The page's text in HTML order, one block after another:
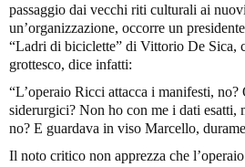
passaggio dai vecchi riti culturali ai
un’organizzazione, occorre un
“Ladri di biciclette” di Vittorio De Sica,
grottesco, dice infatti:
“L’operaio Ricci attacca i manifesti,
siderurgici? Non ho con me i dati esatti,
no? E guardava in viso Marcello,
Il noto critico non apprezza che